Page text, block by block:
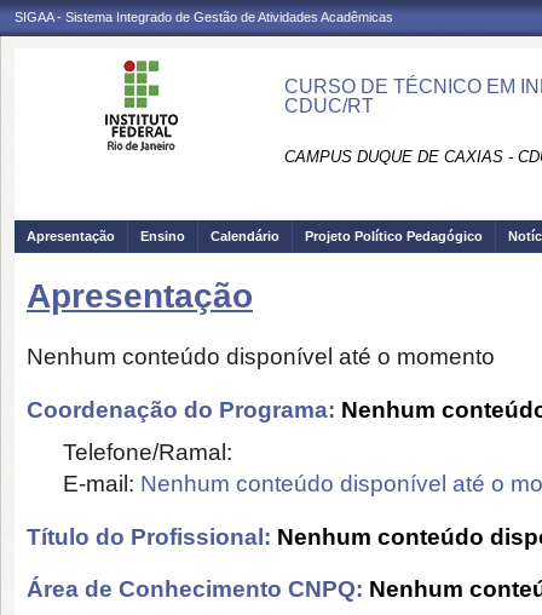
SIGAA - Sistema Integrado de Gestão de Atividades Acadêmicas
CURSO DE TÉCNICO EM
CDUC/RT
CAMPUS DUQUE DE CAXIAS -
Apresentação Ensino Calendário Projeto Político Pedagógico
Apresentação
Nenhum conteúdo disponível até o momento
Coordenação do Programa: Nenhum
Telefone/Ramal:
E-mail: Nenhum conteúdo disponível até o
Título do Profissional: Nenhum conteúdo
Área de Conhecimento CNPQ: Nenhum